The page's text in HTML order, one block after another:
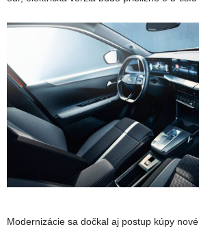
Modernizácie sa dočkal aj postup kúpy